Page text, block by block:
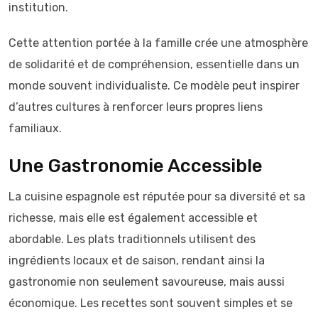
institution.
Cette attention portée à la famille crée une atmosphère
de solidarité et de compréhension, essentielle dans un
monde souvent individualiste. Ce modèle peut inspirer
d’autres cultures à renforcer leurs propres liens
familiaux.
Une Gastronomie Accessible
La cuisine espagnole est réputée pour sa diversité et sa
richesse, mais elle est également accessible et
abordable. Les plats traditionnels utilisent des
ingrédients locaux et de saison, rendant ainsi la
gastronomie non seulement savoureuse, mais aussi
économique. Les recettes sont souvent simples et se